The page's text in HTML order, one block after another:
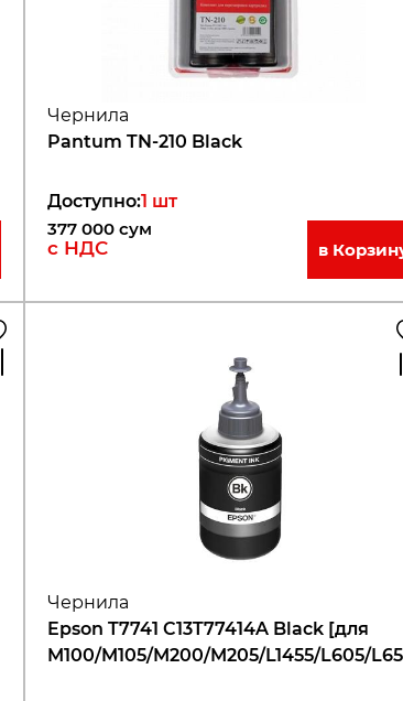
Чернила
Pantum TN-210 Black
Доступно:1 шт
377 000 сум
с НДС в
Чернила
Epson T7741 C13T77414A Black [для
M100/M105/M200/M205/L1455/L605/